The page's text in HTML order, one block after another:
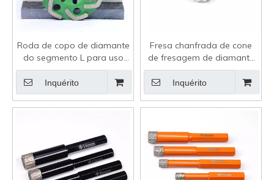
Roda de copo de diamante
do segmento L para uso
universal
Inquérito
Fresa chanfrada de cone
de fresagem de diamante
para vidro porcelanato
pedra natural
Inquérito